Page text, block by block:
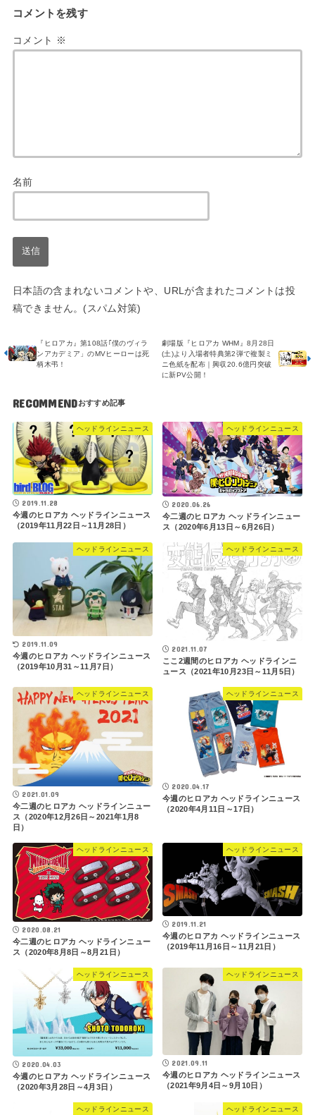
コメントを残す
コメント ※
名前
日本語の含まれないコメントや、URLが含まれたコメントは投
稿できません。(スパム対策)
劇場版『ヒロアカ WHM』8月28日
(土)より入場者特典第2弾で複製ミ
ニ色紙を配布｜興収20.6億円突破
に新PV公開！
『ヒロアカ』第108話｢僕のヴィラ
ンアカデミア」のMVヒーローは死
柄木弔！
RECOMMEND
ヘッドラインニュース
2019.11.28
今週のヒロアカ ヘッドラインニュース
（2019年11月22日～11月28日）
ヘッドラインニュース
2020.06.26
今二週のヒロアカ ヘッドラインニュー
ス（2020年6月13日～6月26日）
ヘッドラインニュース
2019.11.09
今週のヒロアカ ヘッドラインニュース
（2019年10月31～11月7日）
ヘッドラインニュース
2021.11.07
ここ2週間のヒロアカ ヘッドラインニ
ュース（2021年10月23日～11月5日）
ヘッドラインニュース
2021.01.09
今二週のヒロアカ ヘッドラインニュー
ス（2020年12月26日～2021年1月8
日）
ヘッドラインニュース
2020.04.17
今週のヒロアカ ヘッドラインニュース
（2020年4月11日～17日）
ヘッドラインニュース
2020.08.21
今二週のヒロアカ ヘッドラインニュー
ス（2020年8月8日～8月21日）
ヘッドラインニュース
2019.11.21
今週のヒロアカ ヘッドラインニュース
（2019年11月16日～11月21日）
ヘッドラインニュース
2020.04.03
今週のヒロアカ ヘッドラインニュース
（2020年3月28日～4月3日）
ヘッドラインニュース
2021.09.11
今週のヒロアカ ヘッドラインニュース
（2021年9月4日～9月10日）
ヘッドラインニュース ヘッドラインニュース